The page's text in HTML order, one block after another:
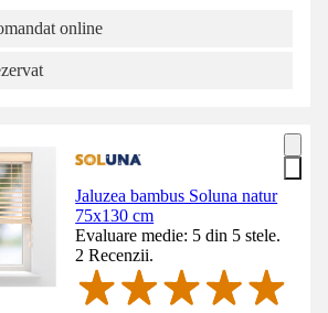
online
Jaluzea bambus Soluna natur
75x130 cm
Evaluare medie: 5 din 5 stele.
2 Recenzii.